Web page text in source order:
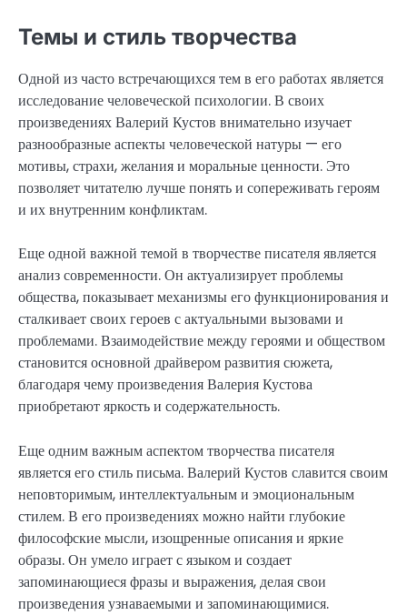
Темы и стиль творчества
Одной из часто встречающихся тем в его работах является
исследование человеческой психологии. В своих
произведениях Валерий Кустов внимательно изучает
разнообразные аспекты человеческой натуры — его
мотивы, страхи, желания и моральные ценности. Это
позволяет читателю лучше понять и сопереживать героям
и их внутренним конфликтам.
Еще одной важной темой в творчестве писателя является
анализ современности. Он актуализирует проблемы
общества, показывает механизмы его функционирования и
сталкивает своих героев с актуальными вызовами и
проблемами. Взаимодействие между героями и обществом
становится основной драйвером развития сюжета,
благодаря чему произведения Валерия Кустова
приобретают яркость и содержательность.
Еще одним важным аспектом творчества писателя
является его стиль письма. Валерий Кустов славится своим
неповторимым, интеллектуальным и эмоциональным
стилем. В его произведениях можно найти глубокие
философские мысли, изощренные описания и яркие
образы. Он умело играет с языком и создает
запоминающиеся фразы и выражения, делая свои
произведения узнаваемыми и запоминающимися.